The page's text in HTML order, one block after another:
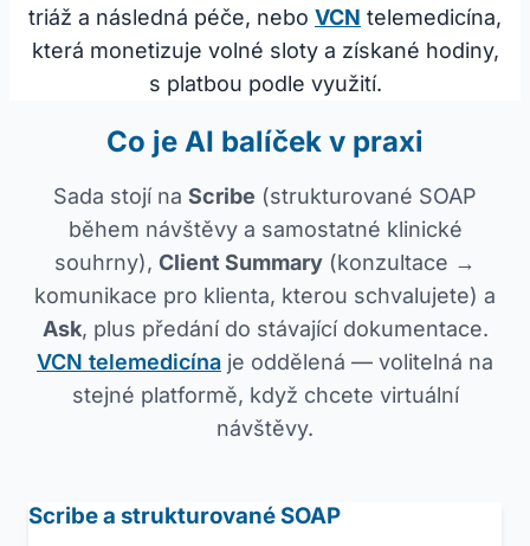
triáž a následná péče, nebo VCN telemedicína,
která monetizuje volné sloty a získané hodiny,
s platbou podle využití.
Co je AI balíček v praxi
Sada stojí na Scribe (strukturované SOAP
během návštěvy a samostatné klinické
souhrny), Client Summary (konzultace →
komunikace pro klienta, kterou schvalujete) a
Ask, plus předání do stávající dokumentace.
VCN telemedicína je oddělená — volitelná na
stejné platformě, když chcete virtuální
návštěvy.
Scribe a strukturované SOAP